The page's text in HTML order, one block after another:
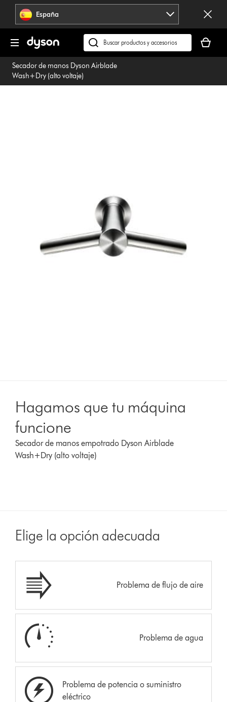
Omitir
navegación España
Buscar
en
dyson.es
cesta
está
Secador de manos Dyson Airblade
Wash+Dry (alto voltaje)
Hagamos que tu máquina
funcione
Secador de manos empotrado Dyson Airblade
Wash+Dry (alto voltaje)
Elige la opción adecuada
Problema de flujo de aire
Problema de agua
Problema de potencia o suministro
eléctrico